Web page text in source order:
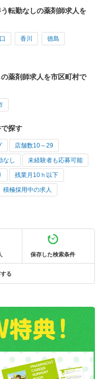
転勤なしの薬剤師求人を
香川 徳島
薬剤師求人を市区町村で
探す
店舗数10～29
なし 未経験者も応募可能
残業月10ｈ以下
積極採用中の求人
保存した検索条件
る